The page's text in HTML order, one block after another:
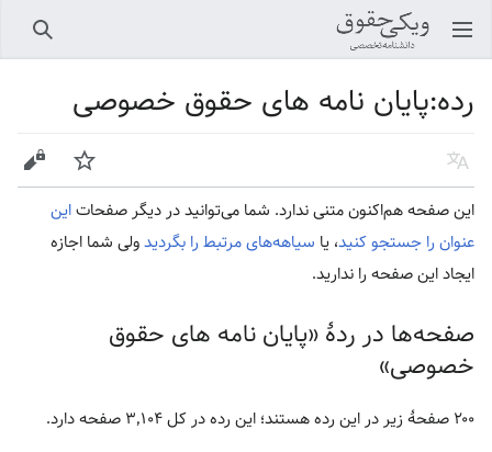
باز کردن منو اصلی جستجو
رده:پایان نامه های حقوق خصوصی
زبان پیگیری ویرایش
این صفحه هم‌اکنون متنی ندارد. شما می‌توانید در دیگر صفحاتاین
عنوان را جستجو کنید، یا سیاهه‌های مرتبط را بگردیدولی شما اجازه
ایجاد این صفحه را ندارید.
صفحه‌ها در ردهٔ «پایان نامه های حقوق
خصوصی»
۲۰۰ صفحۀ زیر در این رده هستند؛ این رده در کل ۳٬۱۰۴ صفحه دارد.